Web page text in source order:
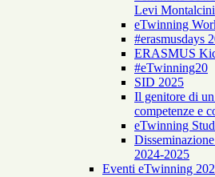
Levi Montalcini
eTwinning
#erasmusdays
ERASMUS
#eTwinning20
SID 2025
Il genitore di
competenze e
eTwinning
2024-2025
Eventi eTwinning